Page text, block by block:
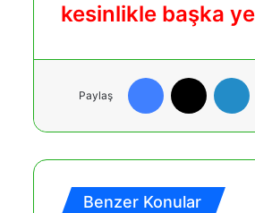
kesinlikle başka
Paylaş
Benzer Konular